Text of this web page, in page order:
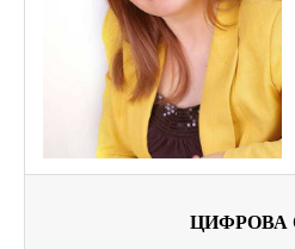
ЦИФРОВА